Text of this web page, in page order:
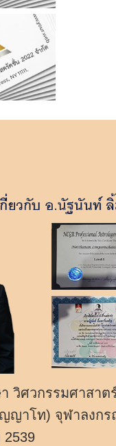
วิศวกรรมศาสาต
าโท) จุฬาลงกร